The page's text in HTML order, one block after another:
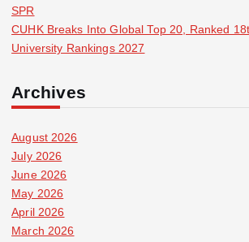
SPR
CUHK Breaks Into Global Top 20, Ranked
University Rankings 2027
Archives
August 2026
July 2026
June 2026
May 2026
April 2026
March 2026